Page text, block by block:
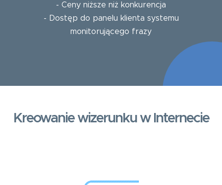
- Ceny niższe niż konkurencja
- Dostęp do panelu klienta systemu
monitorującego frazy
Kreowanie wizerunku w Internecie